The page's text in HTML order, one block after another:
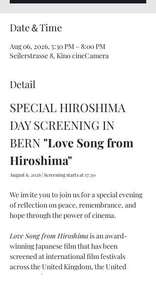
Date＆Time
Aug 06, 2026, 5:30 PM – 8:00 PM
Seilerstrasse 8, Kino cineCamera
Detail
SPECIAL HIROSHIMA
DAY SCREENING IN
BERN "Love Song from
Hiroshima"
August 6, 2026 | Screening starts at 17:30
We invite you to join us for a special evening
of reflection on peace, remembrance, and
hope through the power of cinema.
Love Song from Hiroshima is an award-
winning Japanese film that has been
screened at international film festivals
across the United Kingdom, the United
States, and Japan.